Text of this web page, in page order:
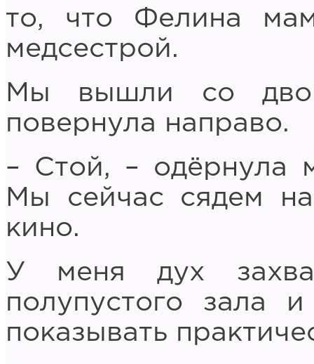
то, что Фелина
медсестрой.
Мы вышли со
повернула направо.
– Стой, – одёрнула
Мы сейчас сядем
кино.
У меня дух
полупустого зала
показывать